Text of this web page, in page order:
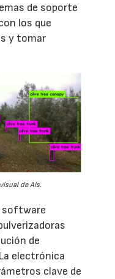
de soporte
los que
y tomar
de AIs.
software
de
electrónica
clave de